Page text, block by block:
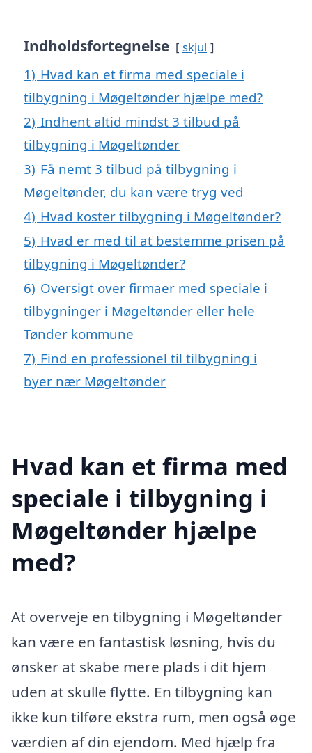
Indholdsfortegnelse skjul
1) Hvad kan et firma med speciale i
tilbygning i Møgeltønder hjælpe med?
2) Indhent altid mindst 3 tilbud på
tilbygning i Møgeltønder
3) Få nemt 3 tilbud på tilbygning i
Møgeltønder, du kan være tryg ved
4) Hvad koster tilbygning i Møgeltønder?
5) Hvad er med til at bestemme prisen på
tilbygning i Møgeltønder?
6) Oversigt over firmaer med speciale i
tilbygninger i Møgeltønder eller hele
Tønder kommune
7) Find en professionel til tilbygning i
byer nær Møgeltønder
Hvad kan et firma med
speciale i tilbygning i
Møgeltønder hjælpe
med?
At overveje en tilbygning i Møgeltønder
kan være en fantastisk løsning, hvis du
ønsker at skabe mere plads i dit hjem
uden at skulle flytte. En tilbygning kan
ikke kun tilføre ekstra rum, men også øge
værdien af din ejendom. Med hjælp fra